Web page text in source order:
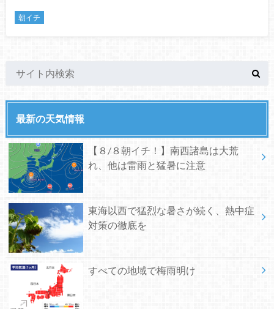
朝イチ
最新の天気情報
【８/８朝イチ！】南西諸島は大荒
れ、他は雷雨と猛暑に注意
東海以西で猛烈な暑さが続く、熱中症
対策の徹底を
すべての地域で梅雨明け